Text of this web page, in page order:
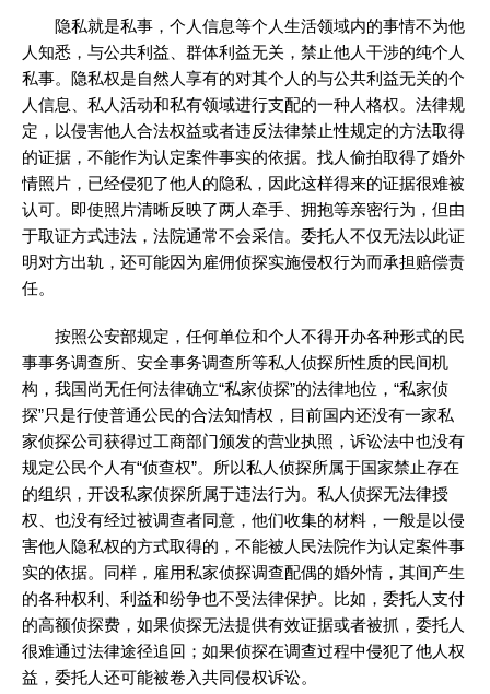
隐私就是私事，个人信息等个人生活领域内的事情不为他
人知悉，与公共利益、群体利益无关，禁止他人干涉的纯个人
私事。隐私权是自然人享有的对其个人的与公共利益无关的个
人信息、私人活动和私有领域进行支配的一种人格权。法律规
定，以侵害他人合法权益或者违反法律禁止性规定的方法取得
的证据，不能作为认定案件事实的依据。找人偷拍取得了婚外
情照片，已经侵犯了他人的隐私，因此这样得来的证据很难被
认可。即使照片清晰反映了两人牵手、拥抱等亲密行为，但由
于取证方式违法，法院通常不会采信。委托人不仅无法以此证
明对方出轨，还可能因为雇佣侦探实施侵权行为而承担赔偿责
任。
按照公安部规定，任何单位和个人不得开办各种形式的民
事事务调查所、安全事务调查所等私人侦探所性质的民间机
构，我国尚无任何法律确立“私家侦探”的法律地位，“私家侦
探”只是行使普通公民的合法知情权，目前国内还没有一家私
家侦探公司获得过工商部门颁发的营业执照，诉讼法中也没有
规定公民个人有“侦查权”。所以私人侦探所属于国家禁止存在
的组织，开设私家侦探所属于违法行为。私人侦探无法律授
权、也没有经过被调查者同意，他们收集的材料，一般是以侵
害他人隐私权的方式取得的，不能被人民法院作为认定案件事
实的依据。同样，雇用私家侦探调查配偶的婚外情，其间产生
的各种权利、利益和纷争也不受法律保护。比如，委托人支付
的高额侦探费，如果侦探无法提供有效证据或者被抓，委托人
很难通过法律途径追回；如果侦探在调查过程中侵犯了他人权
益，委托人还可能被卷入共同侵权诉讼。